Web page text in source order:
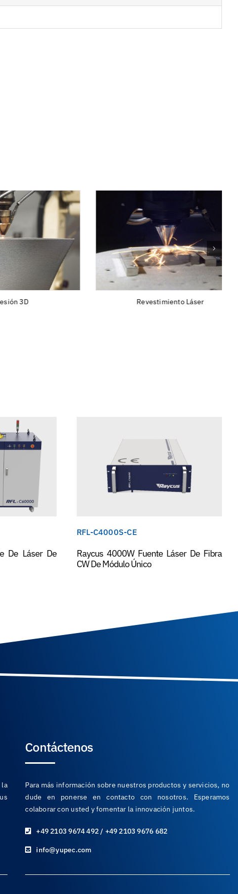
Revestimiento Láser
De Láser De
RFL-C4000S-CE
Raycus 4000W Fuente Láser De Fibra
CW De Módulo Único
Contáctenos
Para más información sobre nuestros productos y servicios, no
dude en ponerse en contacto con nosotros. Esperamos
colaborar con usted y fomentar la innovación juntos.
+49 2103 9674 492 / +49 2103 9676 682
info@yupec.com